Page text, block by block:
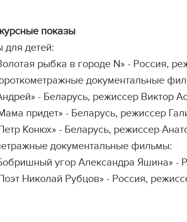
показы
детей:
рыбка в городе N» - Россия,
документальные
- Беларусь, режиссер Виктор
придет» - Беларусь, режиссер
Конюх» - Беларусь, режиссер
документальные фильмы:
угор Александра Яшина» -
Николай Рубцов» - Россия,